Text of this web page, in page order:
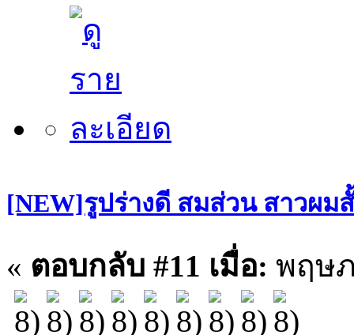
[NEW]รูปร่างดี สมส่วน สาวผม
« ตอบกลับ #11 เมื่อ: พฤษภ